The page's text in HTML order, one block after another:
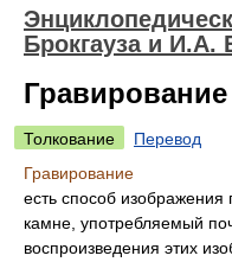
Брокгауза и И.А.
Гравирование
Толкование
Перевод
Гравирование
есть способ
камне, употребляемый
воспроизведения этих